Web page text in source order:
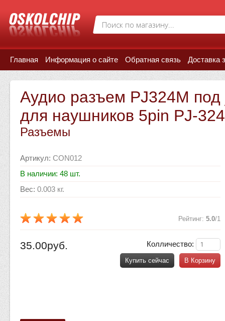
Главная Информация о сайте Обратная связь Доставка
Аудио разъем PJ324M
для наушников 5pin PJ-
Разъемы
Артикул: CON012
В наличии: 48 шт.
Вес: 0.003 кг.
Рейтинг: 5.0/1
Колличество:
В Корзину
Купить сейчас
35.00руб.